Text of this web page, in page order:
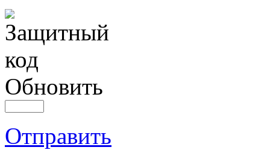
Обновить
Отправить